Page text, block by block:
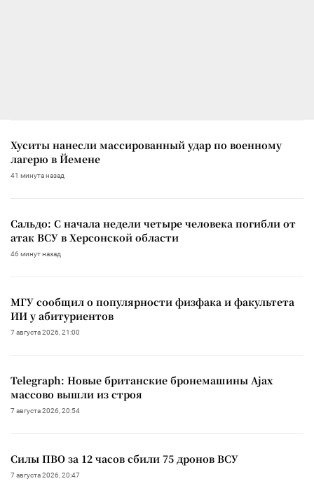
Хуситы нанесли массированный удар по военному
лагерю в Йемене
41 минута назад
Сальдо: С начала недели четыре человека погибли от
атак ВСУ в Херсонской области
46 минут назад
МГУ сообщил о популярности физфака и факультета
ИИ у абитуриентов
7 августа 2026, 21:00
Telegraph: Новые британские бронемашины Ajax
массово вышли из строя
7 августа 2026, 20:54
Силы ПВО за 12 часов сбили 75 дронов ВСУ
7 августа 2026, 20:47